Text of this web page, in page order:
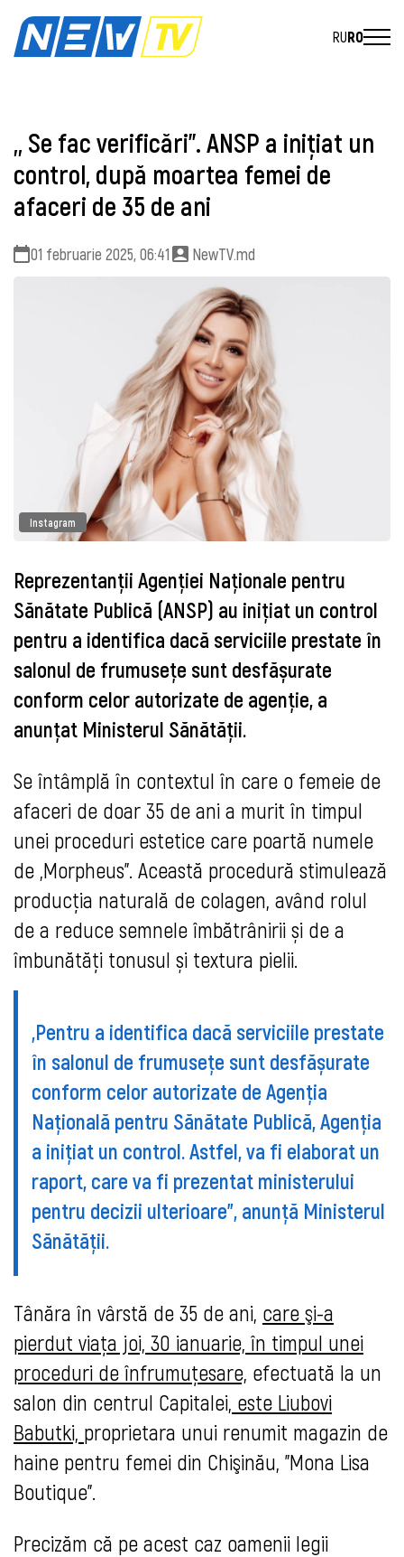
RURO
,, Se fac verificări''. ANSP a iniţiat un
control, după moartea femei de
afaceri de 35 de ani
01 februarie 2025, 06:41 NewTV.md
Instagram
Reprezentanţii Agenției Naționale pentru
Sănătate Publică (ANSP) au inițiat un control
pentru a identifica dacă serviciile prestate în
salonul de frumusețe sunt desfășurate
conform celor autorizate de agenție, a
anunţat Ministerul Sănătăţii.
Se întâmplă în contextul în care o femeie de
afaceri de doar 35 de ani a murit în timpul
unei proceduri estetice care poartă numele
de „Morpheus”. Această procedură stimulează
producția naturală de colagen, având rolul
de a reduce semnele îmbătrânirii și de a
îmbunătăți tonusul și textura pielii.
„Pentru a identifica dacă serviciile prestate
în salonul de frumusețe sunt desfășurate
conform celor autorizate de Agenția
Națională pentru Sănătate Publică, Agenția
a inițiat un control. Astfel, va fi elaborat un
raport, care va fi prezentat ministerului
pentru decizii ulterioare”, anunță Ministerul
Sănătății.
Tânăra în vârstă de 35 de ani, care şi-a
pierdut viaţa joi, 30 ianuarie, în timpul unei
proceduri de înfrumuţesare, efectuată la un
salon din centrul Capitalei, este Liubovi
Babutki, proprietara unui renumit magazin de
haine pentru femei din Chişinău, "Mona Lisa
Boutique".
Precizăm că pe acest caz oamenii legii